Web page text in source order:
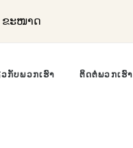
ຂະໜາດ
ກັບພວກເຮົາ ຕິດຕໍ່ພວກເຮົາ